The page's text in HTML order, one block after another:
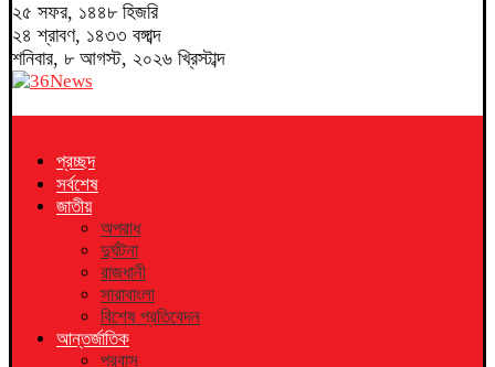
২৫ সফর, ১৪৪৮ হিজরি
২৪ শ্রাবণ, ১৪৩৩ বঙ্গাব্দ
শনিবার, ৮ আগস্ট, ২০২৬ খ্রিস্টাব্দ
প্রচ্ছদ
সর্বশেষ
জাতীয়
অপরাধ
দুর্ঘটনা
রাজধানী
সারাবাংলা
বিশেষ প্রতিবেদন
আন্তর্জাতিক
প্রবাস